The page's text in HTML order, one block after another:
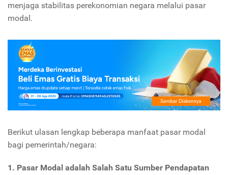
menjaga stabilitas perekonomian negara melalui pasar
modal.
Berikut ulasan lengkap beberapa manfaat pasar modal
bagi pemerintah/negara:
1. Pasar Modal adalah Salah Satu Sumber Pendapatan